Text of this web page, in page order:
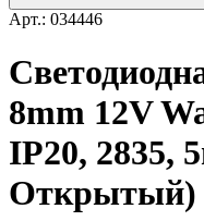
Арт.: 034446
8mm 12V
IP20, 2835,
Открытый)